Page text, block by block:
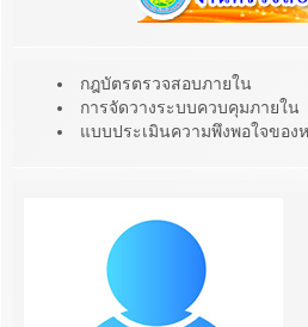
กฎบัตรตรวจสอบภายใน
การจัดวางระบบควบคุมภายใน
แบบประเมินความพึงพอใจของ